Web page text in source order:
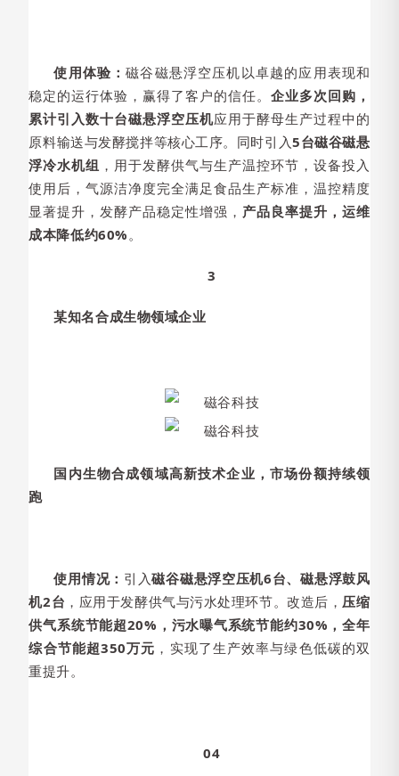
使用体验：磁谷磁悬浮空压机以卓越的应用表现和
稳定的运行体验，赢得了客户的信任。企业多次回购，
累计引入数十台磁悬浮空压机应用于酵母生产过程中的
原料输送与发酵搅拌等核心工序。同时引入5台磁谷磁悬
浮冷水机组 ，用于发酵供气与生产温控环节，设备投入
使用后，气源洁净度完全满足食品生产标准，温控精度
显著提升，发酵产品稳定性增强， 产品良率提升，运维
成本降低约60% 。
3
某知名合成生物领域企业
国内生物合成领域高新技术企业，市场份额持续领
跑
使用情况： 引入磁谷磁悬浮空压机6台、磁悬浮鼓风
机2台 ，应用于发酵供气与污水处理环节。改造后， 压缩
供气系统节能超20%，污水曝气系统节能约30%，全年
综合节能超350万元 ，实现了生产效率与绿色低碳的双
重提升。
04